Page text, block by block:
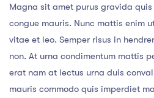
Magna sit amet purus gravida
congue mauris. Nunc mattis enim
vitae et leo. Semper risus in
non. At urna condimentum mattis
erat nam at lectus urna duis
mauris commodo quis imperdiet